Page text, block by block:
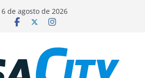
6 de agosto de 2026